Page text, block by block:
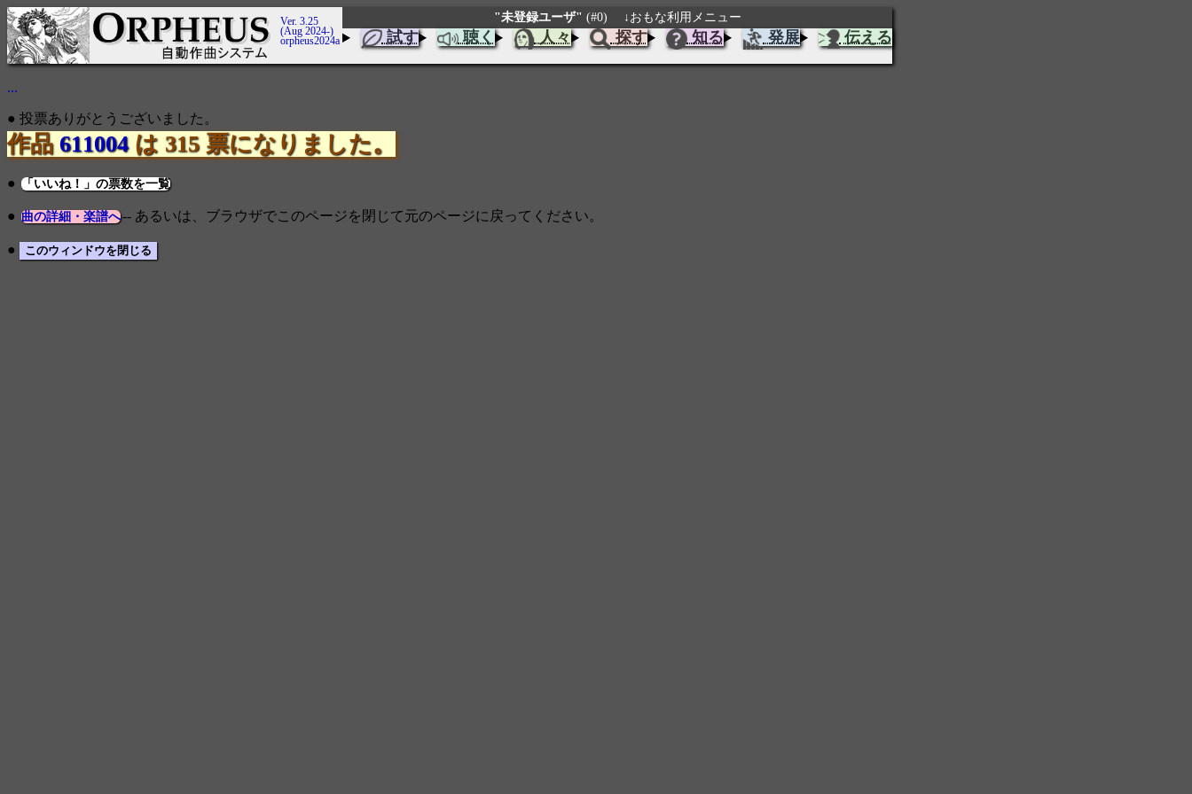
Ver. 3.25
(Aug 2024-)
orpheus2024a
"未登録ユーザ" (#0) ↓おもな利用メニュー
試す 聴く 人々 探す 知る 発展 伝える
...
● 投票ありがとうございました。
作品 611004は 315 票になりました。
● 「いいね！」の票数を一覧
● 曲の詳細・楽譜へ-- あるいは、ブラウザでこのページを閉じて元のページに戻ってください。
●